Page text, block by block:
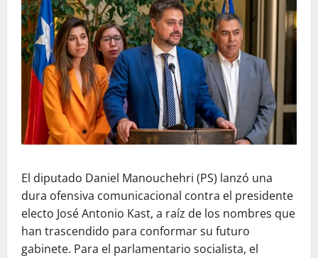
El diputado Daniel Manouchehri (PS) lanzó una
dura ofensiva comunicacional contra el presidente
electo José Antonio Kast, a raíz de los nombres que
han trascendido para conformar su futuro
gabinete. Para el parlamentario socialista, el